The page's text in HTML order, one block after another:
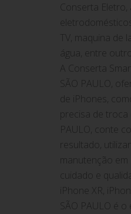
Conserta
TV, maquina de
água, entre
A Conserta
SÃO PAULO,
de iPhones,
precisa de troca
PAULO, conte
resultado,
manutenção em
cuidado e
iPhone XR,
SÃO PAULO é